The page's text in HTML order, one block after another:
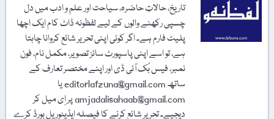
تاریخ، حالاتِ حاضرہ، سیاحت اور علم و ادب میں دل
چسپی رکھنے والوں کے لیے لفظونہ ڈاٹ کام ایک اچھا
پلیٹ فارم ہے۔ اگر کوئی اپنی تحریر شائع کروانا چاہتا
ہے، تو اسے اپنی پاسپورٹ سائز تصویر، مکمل نام، فون
نمبر، فیس بُک آئی ڈی اور اپنے مختصر تعارف کے
ساتھ editorlafzuna@gmail.com یا
amjadalisahaab@gmail.com پر اِی میل کر
دیجیے۔ تحریر شائع کرنے کا فیصلہ ایڈیٹوریل بورڈ کرے